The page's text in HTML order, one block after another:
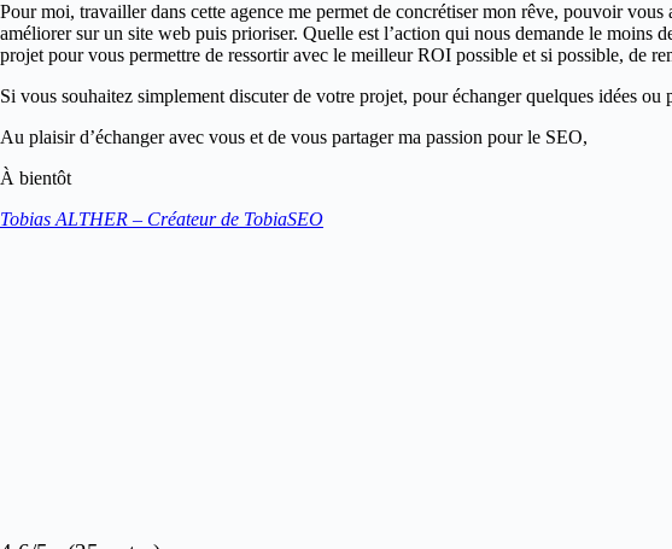
Pour moi, travailler dans cette agence me permet de concrétiser mon rêve, pouvoir
améliorer sur un site web puis prioriser. Quelle est l’action qui nous demande le moins
projet pour vous permettre de ressortir avec le meilleur ROI possible et si possible, de
Si vous souhaitez simplement discuter de votre projet, pour échanger quelques idées
Au plaisir d’échanger avec vous et de vous partager ma passion pour le SEO,
À bientôt
Tobias ALTHER – Créateur de TobiaSEO